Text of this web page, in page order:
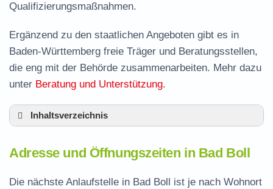
Qualifizierungsmaßnahmen.
Ergänzend zu den staatlichen Angeboten gibt es in
Baden-Württemberg freie Träger und Beratungsstellen,
die eng mit der Behörde zusammenarbeiten. Mehr dazu
unter Beratung und Unterstützung.
Inhaltsverzeichnis
Leistungen der Arbeitsvermittlung in Bad Boll
Termin vereinbaren und Bürgergeld beantragen
Adresse und Öffnungszeiten in Bad Boll
Die nächste Anlaufstelle in Bad Boll ist je nach Wohnort